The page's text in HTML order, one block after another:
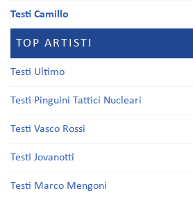
Testi Camillo
TOP ARTISTI
Testi Ultimo
Testi Pinguini Tattici Nucleari
Testi Vasco Rossi
Testi Jovanotti
Testi Marco Mengoni